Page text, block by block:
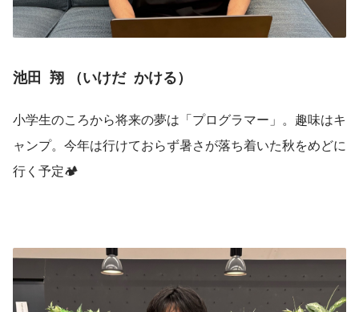
池田  翔 （いけだ  かける）
小学生のころから将来の夢は「プログラマー」。趣味はキ
ャンプ。今年は行けておらず暑さが落ち着いた秋をめどに
行く予定🏕️